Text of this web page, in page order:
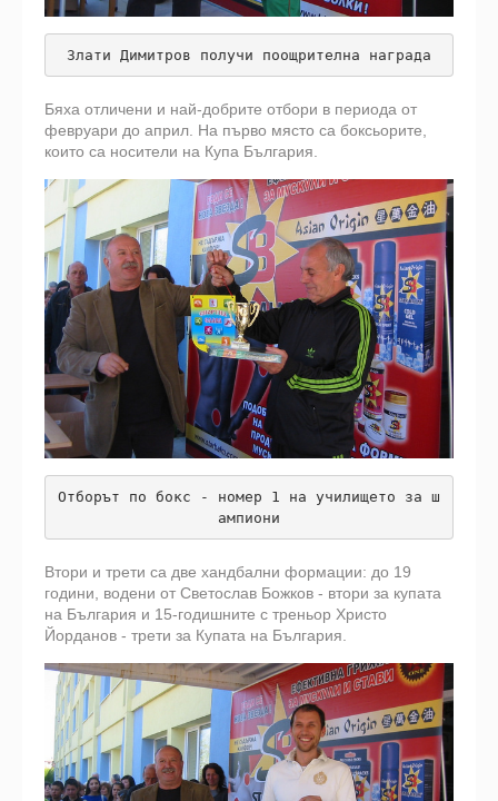
Злати Димитров получи поощрителна награда
Бяха отличени и най-добрите отбори в периода от
февруари до април. На първо място са боксьорите,
които са носители на Купа България.
Отборът по бокс - номер 1 на училището за ш
ампиони
Втори и трети са две хандбални формации: до 19
години, водени от Светослав Божков - втори за купата
на България и 15-годишните с треньор Христо
Йорданов - трети за Купата на България.